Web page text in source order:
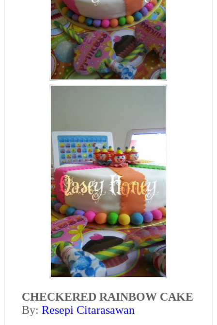
CHECKERED RAINBOW CAKE
By: Resepi Citarasawan